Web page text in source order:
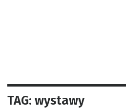
TAG: wystawy